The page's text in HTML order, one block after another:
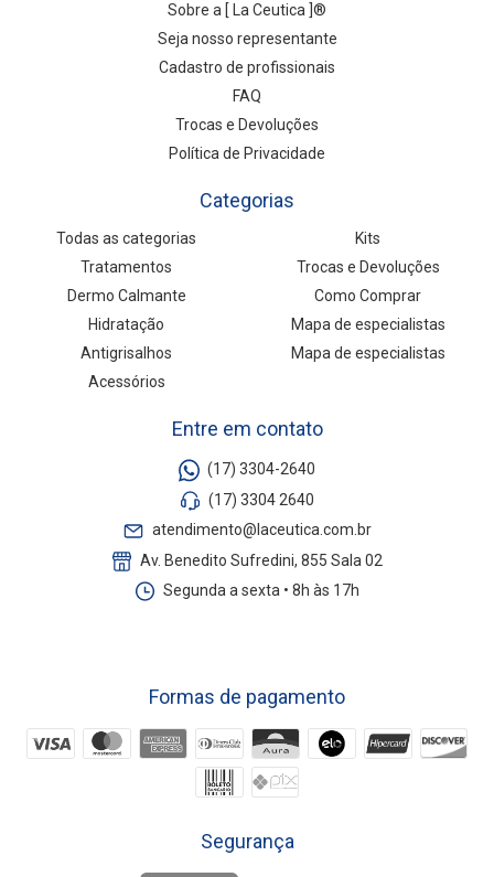
Sobre a [ La Ceutica ]®
Seja nosso representante
Cadastro de profissionais
FAQ
Trocas e Devoluções
Política de Privacidade
Categorias
Todas as categorias
Tratamentos
Dermo Calmante
Hidratação
Antigrisalhos
Acessórios
Kits
Trocas e Devoluções
Como Comprar
Mapa de especialistas
Mapa de especialistas
Entre em contato
(17) 3304-2640
(17) 3304 2640
atendimento@laceutica.com.br
Av. Benedito Sufredini, 855 Sala 02
Segunda a sexta • 8h às 17h
Formas de pagamento
Segurança